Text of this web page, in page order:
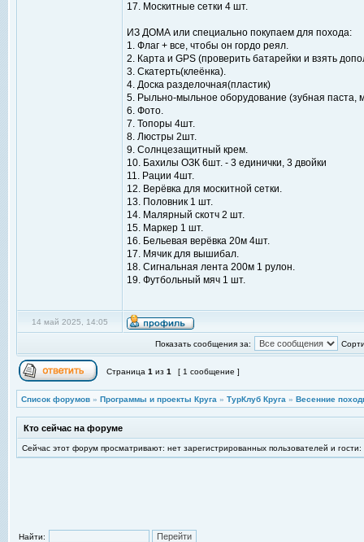
17. Москитные сетки 4 шт.
ИЗ ДОМА или специально покупаем для похода:
1. Флаг + все, чтобы он гордо реял.
2. Карта и GPS (проверить батарейки и взять
3. Скатерть(клеёнка).
4. Доска разделочная(пластик)
5. Рыльно-мыльное оборудование (зубная паста,
6. Фото.
7. Топоры 4шт.
8. Люстры 2шт.
9. Солнцезащитный крем.
10. Бахилы ОЗК 6шт. - 3 единички, 3 двойки
11. Рации 4шт.
12. Верёвка для москитной сетки.
13. Половник 1 шт.
14. Малярный скотч 2 шт.
15. Маркер 1 шт.
16. Бельевая верёвка 20м 4шт.
17. Мячик для вышибал.
18. Сигнальная лента 200м 1 рулон.
19. Футбольный мяч 1 шт.
14 май 2025, 14:05
Показать сообщения за:
Страница 1 из 1 [ 1 сообщение ]
Список форумов » Программы и проекты Круга » ТурКлуб Круга » Весенние
Кто сейчас на форуме
Сейчас этот форум просматривают: нет зарегистрированных пользователей и гости:
Найти: